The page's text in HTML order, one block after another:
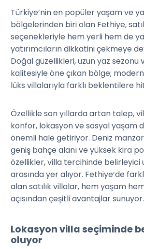
Türkiye’nin en popüler yaşam ve
bölgelerinden biri olan Fethiye,
seçenekleriyle hem yerli hem de
yatırımcıların dikkatini çekmeye
Doğal güzellikleri, uzun yaz sezonu
kalitesiyle öne çıkan bölge;
lüks villalarıyla farklı beklentilere
Özellikle son yıllarda artan talep,
konfor, lokasyon ve sosyal yaşam
önemli hale getiriyor. Deniz
geniş bahçe alanı ve yüksek kira
özellikler, villa tercihinde belirleyici
arasında yer alıyor. Fethiye’de
alansatılık villalar, hem yaşam
açısından çeşitli avantajlar sunuyor.
Lokasyon villa seçiminde
oluyor